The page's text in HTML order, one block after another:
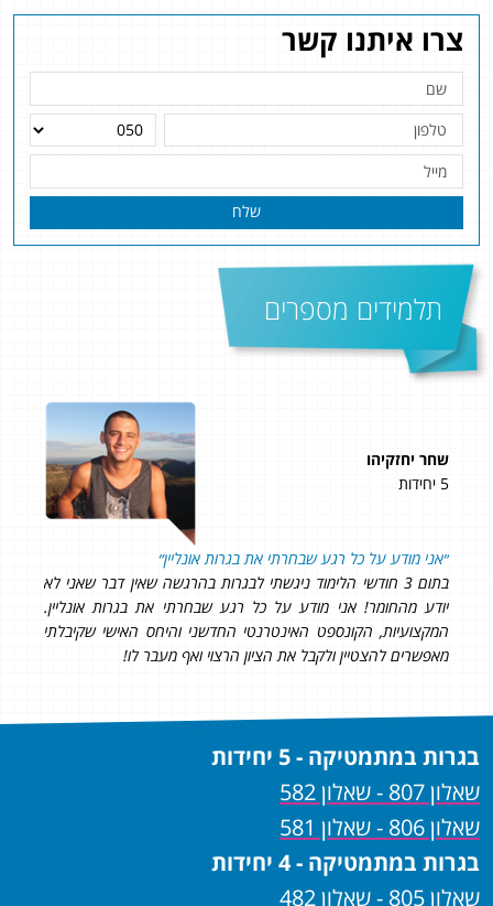
צרו איתנו קשר
שלח
תלמידים מספרים
שחר יחזקיהו
5 יחידות
״אני מודע על כל רגע שבחרתי את בגרות אונליין״
בתום 3 חודשי הלימוד ניגשתי לבגרות בהרגשה שאין דבר שאני לא
יודע מהחומר! אני מודע על כל רגע שבחרתי את בגרות אונליין.
המקצועיות, הקונספט האינטרנטי החדשני והיחס האישי שקיבלתי
מאפשרים להצטיין ולקבל את הציון הרצוי ואף מעבר לו!
בגרות במתמטיקה - 5 יחידות
שאלון 807 - שאלון 582
שאלון 806 - שאלון 581
בגרות במתמטיקה - 4 יחידות
שאלון 805 - שאלון 482